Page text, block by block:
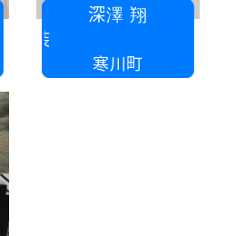
AsisstAAアシストツーエース
深澤 翔
寒川町